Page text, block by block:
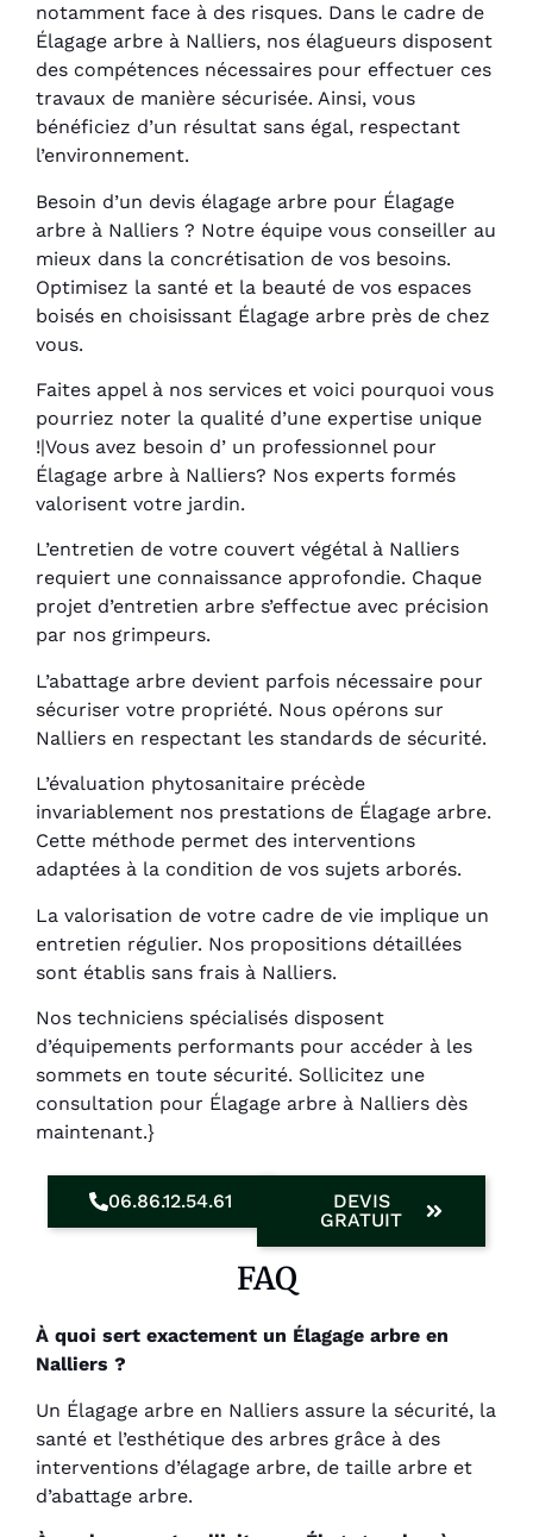
notamment face à des risques. Dans le cadre de
Élagage arbre à Nalliers, nos élagueurs disposent
des compétences nécessaires pour effectuer ces
travaux de manière sécurisée. Ainsi, vous
bénéficiez d’un résultat sans égal, respectant
l’environnement.
Besoin d’un devis élagage arbre pour Élagage
arbre à Nalliers ? Notre équipe vous conseiller au
mieux dans la concrétisation de vos besoins.
Optimisez la santé et la beauté de vos espaces
boisés en choisissant Élagage arbre près de chez
vous.
Faites appel à nos services et voici pourquoi vous
pourriez noter la qualité d’une expertise unique
!|Vous avez besoin d’ un professionnel pour
Élagage arbre à Nalliers? Nos experts formés
valorisent votre jardin.
L’entretien de votre couvert végétal à Nalliers
requiert une connaissance approfondie. Chaque
projet d’entretien arbre s’effectue avec précision
par nos grimpeurs.
L’abattage arbre devient parfois nécessaire pour
sécuriser votre propriété. Nous opérons sur
Nalliers en respectant les standards de sécurité.
L’évaluation phytosanitaire précède
invariablement nos prestations de Élagage arbre.
Cette méthode permet des interventions
adaptées à la condition de vos sujets arborés.
La valorisation de votre cadre de vie implique un
entretien régulier. Nos propositions détaillées
sont établis sans frais à Nalliers.
Nos techniciens spécialisés disposent
d’équipements performants pour accéder à les
sommets en toute sécurité. Sollicitez une
consultation pour Élagage arbre à Nalliers dès
maintenant.}
06.86.12.54.61
DEVIS
GRATUIT
FAQ
À quoi sert exactement un Élagage arbre en
Nalliers ?
Un Élagage arbre en Nalliers assure la sécurité, la
santé et l’esthétique des arbres grâce à des
interventions d’élagage arbre, de taille arbre et
d’abattage arbre.